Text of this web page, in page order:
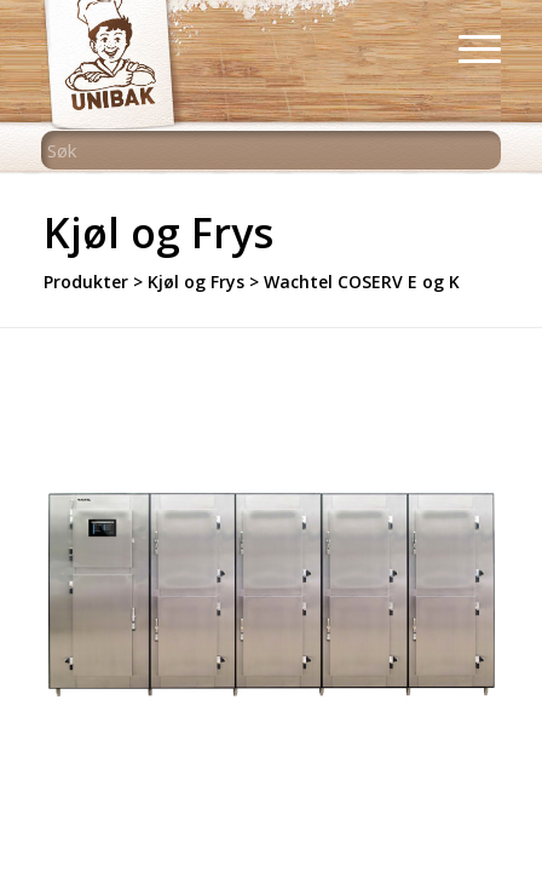
Kjøl og Frys
Produkter> Kjøl og Frys> Wachtel COSERV E og K